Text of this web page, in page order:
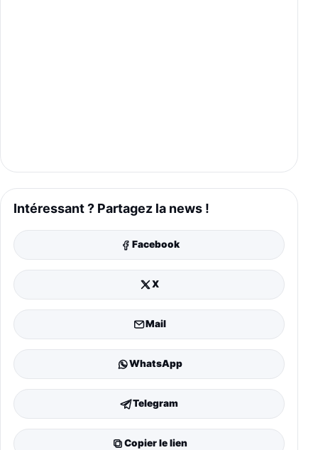
Intéressant ? Partagez la news !
Facebook
X
Mail
WhatsApp
Telegram
Copier le lien